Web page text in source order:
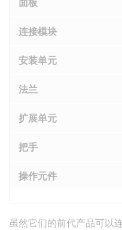
面板
连接模块
安装单元
法兰
扩展单元
把手
操作元件
虽然它们的前代产品可以